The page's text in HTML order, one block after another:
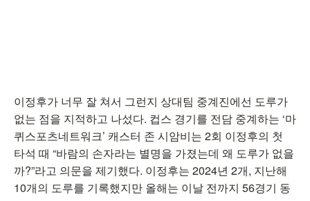
이정후가 너무 잘 쳐서 그런지 상대팀 중계진에선 도루가
없는 점을 지적하고 나섰다. 컵스 경기를 전담 중계하는 ‘마
퀴스포츠네트워크’ 캐스터 존 시암비는 2회 이정후의 첫
타석 때 “바람의 손자라는 별명을 가졌는데 왜 도루가 없을
까?”라고 의문을 제기했다. 이정후는 2024년 2개, 지난해
10개의 도루를 기록했지만 올해는 이날 전까지 56경기 동